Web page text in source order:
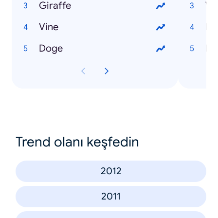
Giraffe
Vine
Doge
Trend olanı keşfedin
2012
2011